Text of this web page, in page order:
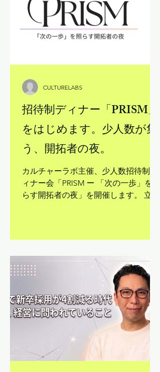
員が二次会へ。招かれた席でしか生ま
れない会話が、ここにありました。
招待制ディナー「PRISM」
をはじめます。少人数が集
う、開拓者の夜。
カルチャーラボ主催、少人数招待制デ
ィナー会「PRISM ー 「次の一歩」を照
らす開拓者の夜」を開催します。 立場
はニックネームで呼び合い、外部へは
発言者を特定できる形での情報共有は
しない（チャタムハウスルール）。そ
ういうルールのもとで、普段は言いに
くいことを、率直に話せる場にしたい
と考えています。 初回（2026年5月8
日）のテーマは「“誰かに言いたい” AI
導入現場のはなし」です。
CULTURELABS